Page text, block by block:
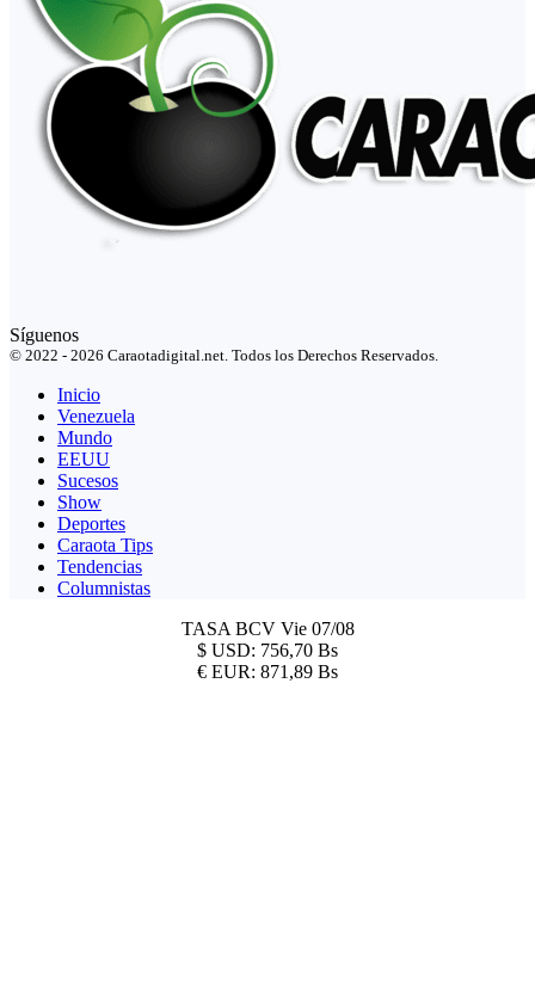
Síguenos
© 2022 - 2026 Caraotadigital.net. Todos los Derechos Reservados.
Inicio
Venezuela
Mundo
EEUU
Sucesos
Show
Deportes
Caraota Tips
Tendencias
Columnistas
TASA BCV Vie 07/08
$ USD: 756,70 Bs
€ EUR: 871,89 Bs